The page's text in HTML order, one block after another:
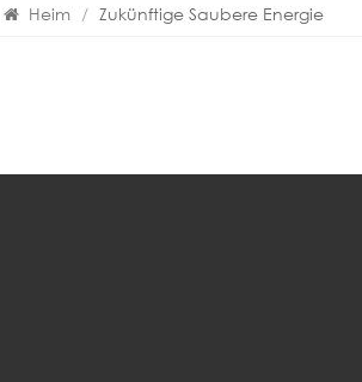
Heim / Zukünftige Saubere Energie